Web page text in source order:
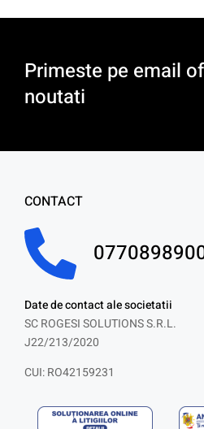
Primeste pe email
noutati
CONTACT
Date de contact ale societatii
SC ROGESI SOLUTIONS S.R.L.
J22/213/2020
CUI: RO42159231